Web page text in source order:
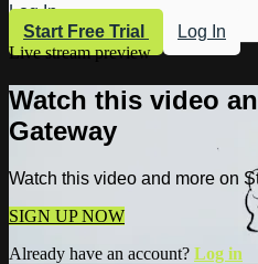
Log In
Start Free Trial
Log In
Live stream preview
Watch this video
Gateway
Watch this video and more on
SIGN UP NOW
Already have an account? Log in